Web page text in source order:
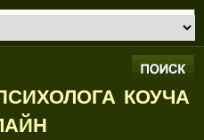
коуча